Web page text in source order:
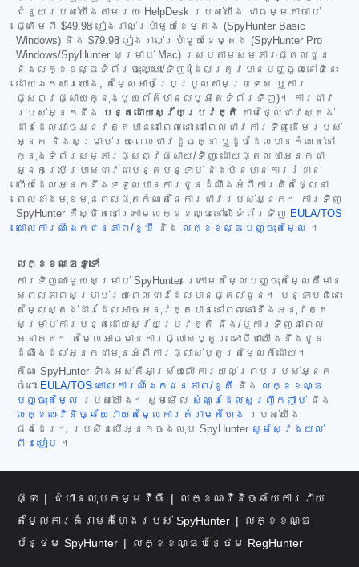
ជំនួយរបស់យើងតាមរយៈ HelpDesk របស់យើង ជាធម្មតាចាប់
ផ្តើមពី $49.98 រៀងរាល់ប្រាំមួយខែម្តង (SpyHunter Basic
Windows) និង $79.98 រៀងរាល់ប្រាំមួយខែម្តង (SpyHunter Pro
Windows/SpyHunter សម្រាប់ Mac) ស្របតាមសម្ភារៈផ្តល់ជូន
និងលក្ខខណ្ឌទំព័រចុះឈ្មោះ/ទិញ (ដែលត្រូវបានបញ្ចូលនៅទីនេះ
ដោយឯកសារយោង; តម្លៃអាចប្រែប្រួលតាមប្រទេស ឬការ
ផ្សព្វផ្សាយក្នុងមួយព័ត៌មានលម្អិតទំព័រទិញ)។ ការជាវ
របស់អ្នកនឹង
បន្តដោយស្វ័យប្រវត្តិ តាមថ្លៃជាវស្តង់
ដារដែលអាចអនុវត្តបាននៅពេលនោះ នៅពេលជាវការទិញដើមរបស់
អ្នក និងសម្រាប់រយៈពេលជាវដូចគ្នា ឬដូចដែលបានកំណត់នៅ
ក្នុងទំព័រសម្ភារៈផ្សព្វផ្សាយ/ទិញ ដោយផ្តល់ថាអ្នកជា
អ្នកប្រើប្រាស់ជាវជាបន្តបន្ទាប់ និងមិនមានការរំខាន
ហើយដែលអ្នកនឹងទទួលបានការជូនដំណឹងអំពីការគិតថ្លៃនា
ពេលខាងមុខមុនពេលផុតកំណត់នៃការជាវរបស់អ្នក។ ការទិញ
SpyHunter គឺស្ថិតនៅក្រោមលក្ខខណ្ឌនៅលើទំព័រទិញ EULA/TOS
គោលការណ៍ឯកជនភាព/ខូឃី
និង លក្ខខណ្ឌបញ្ចុះតម្លៃ ។
------
លក្ខខណ្ឌទូទៅ
ការទិញណាមួយសម្រាប់ SpyHunter ក្រោមតម្លៃបញ្ចុះតម្លៃគឺមាន
សុពលភាពសម្រាប់រយៈពេលជាវដែលបានផ្តល់ជូន។ បន្ទាប់ពីនោះ
តម្លៃស្តង់ដារដែលអាចអនុវត្តបាននៅពេលនោះនឹងអនុវត្ត
សម្រាប់ការបន្តដោយស្វ័យប្រវត្តិ និង/ឬការទិញនាពេល
អនាគត។ តម្លៃអាចមានការផ្លាស់ប្តូរ ទោះបីជាយើងនឹងជូន
ដំណឹងដល់អ្នកជាមុនអំពីការផ្លាស់ប្តូរតម្លៃក៏ដោយ។
កំណែ SpyHunter ទាំងអស់គឺអាស្រ័យលើការយល់ព្រមរបស់អ្នក
ចំពោះ EULA/TOS គោលការណ៍ឯកជនភាព/ខូគី និង
លក្ខខណ្ឌ
បញ្ចុះតម្លៃ
របស់យើង។ សូមមើល សំណួរដែលសួរញឹកញាប់ និង
លក្ខណៈវិនិច្ឆ័យវាយតម្លៃការគំរាមកំហែង
របស់យើង
ផងដែរ។ ប្រសិនបើអ្នកចង់លុប SpyHunter សូមស្វែងយល់
ពីរបៀប ។
ផ្ទះ ជំហានលុបកម្មវិធី
លក្ខណៈវិនិច្ឆ័យការវាយ
តម្លៃការគំរាមកំហែងរបស់ SpyHunter
លក្ខខណ្ឌ
បន្ថែម SpyHunter
លក្ខខណ្ឌបន្ថែម RegHunter